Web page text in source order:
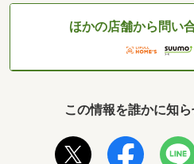
ほかの店舗から問い
この情報を誰かに知